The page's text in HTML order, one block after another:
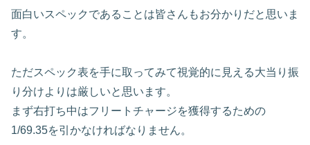
面白いスペックであることは皆さんもお分かりだと思いま
す。
ただスペック表を手に取ってみて視覚的に見える大当り振
り分けよりは厳しいと思います。
まず右打ち中はフリートチャージを獲得するための
1/69.35を引かなければなりません。